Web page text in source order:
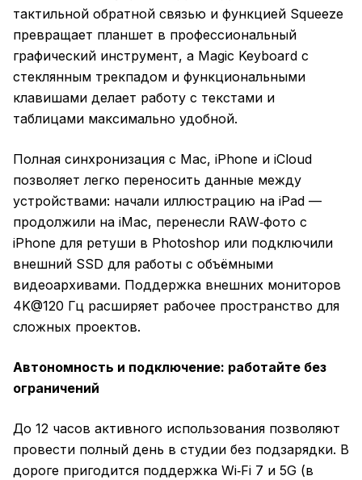
тактильной обратной связью и функцией Squeeze
превращает планшет в профессиональный
графический инструмент, а Magic Keyboard с
стеклянным трекпадом и функциональными
клавишами делает работу с текстами и
таблицами максимально удобной.
Полная синхронизация с Mac, iPhone и iCloud
позволяет легко переносить данные между
устройствами: начали иллюстрацию на iPad —
продолжили на iMac, перенесли RAW‑фото с
iPhone для ретуши в Photoshop или подключили
внешний SSD для работы с объёмными
видеоархивами. Поддержка внешних мониторов
4K@120 Гц расширяет рабочее пространство для
сложных проектов.
Автономность и подключение: работайте без
ограничений
До 12 часов активного использования позволяют
провести полный день в студии без подзарядки. В
дороге пригодится поддержка Wi‑Fi 7 и 5G (в